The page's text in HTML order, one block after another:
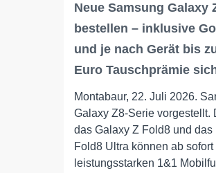
Neue Samsung Galaxy
bestellen – inklusive
und je nach Gerät bis
Euro Tauschprämie
Montabaur, 22. Juli 2026.
Galaxy Z8-Serie vorgestellt.
das Galaxy Z Fold8 und das
Fold8 Ultra können ab
leistungsstarken 1&1